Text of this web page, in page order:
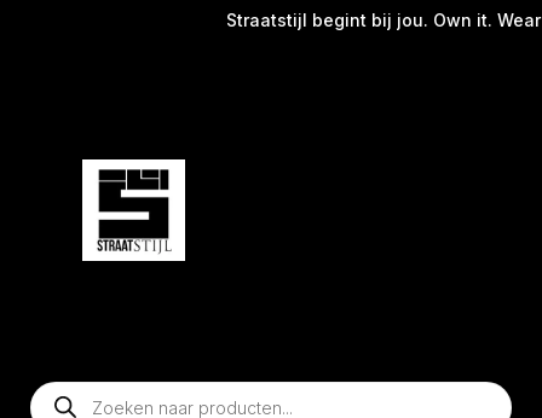
Straatstijl begint bij jou. Own it. Wear
Producten
zoeken